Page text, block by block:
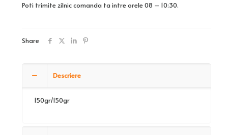
Poti trimite zilnic comanda ta intre orele 08 – 10:30.
Share
Descriere
150gr/150gr